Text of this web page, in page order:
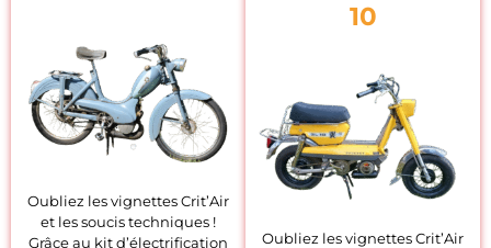
Oubliez les vignettes Crit’Air
et les soucis techniques !
Grâce au kit d’électrification
10
Oubliez les vignettes Crit’Air